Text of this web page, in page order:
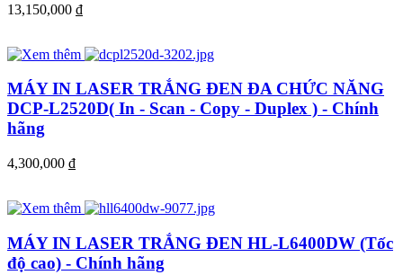
13,150,000 đ
MÁY IN LASER TRẮNG ĐEN ĐA CHỨC NĂNG
DCP-L2520D( In - Scan - Copy - Duplex ) - Chính
hãng
4,300,000 đ
MÁY IN LASER TRẮNG ĐEN HL-L6400DW (Tốc
độ cao) - Chính hãng